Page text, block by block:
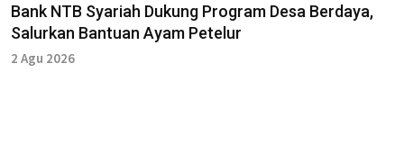
Bank NTB Syariah Dukung Program Desa Berdaya,
Salurkan Bantuan Ayam Petelur
2 Agu 2026